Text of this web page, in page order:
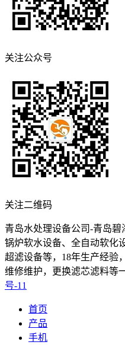
关注公众号
关注二维码
青岛水处理设备公司-青岛碧
锅炉软水设备、全自动软化
超滤设备等，18年生产经验
维修维护，更换滤芯滤料等
号-11
首页
产品
手机